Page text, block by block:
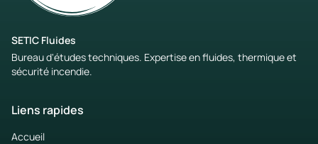
SETIC Fluides
Bureau d'études techniques. Expertise en fluides, thermique et
sécurité incendie.
Liens rapides
Accueil